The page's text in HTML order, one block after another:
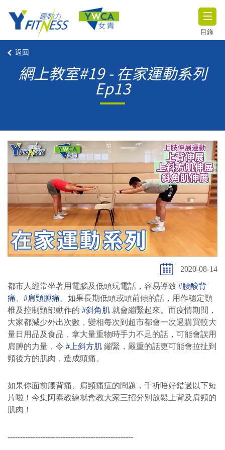
目錄
返回
網上教室#19 - 在家運動系列
Ep13
2020-08-14
都市人經常坐著用電腦及低頭玩電話，容易導致 #腰酸背
痛
#肩頸膊痛。如果長期低頭或頭前傾的話，用作穩定頸
椎及控制頸部動作的 #斜角肌 就會繃緊起來。而疫情期間，
大家都減少外出次數，變相每次到超市都會一次過購買較大
量日用品及食品，拿大量重物時手力不足的話，可能會誤用
肩膊的力量，令 #上斜方肌 繃緊，嚴重的話更可能會拉扯到
頸後方的肌肉，造成頭痛。
如果你面前腰背痛、肩頸痛症的問題，千祈唔好錯過以下短
片啦！今集阿泰教練就會教大家三招分別放鬆上背及肩頸的
肌肉！
--------------------------------------------------